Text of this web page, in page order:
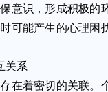
意识，形成积极的
可能产生的心理困
关系
着密切的关联。